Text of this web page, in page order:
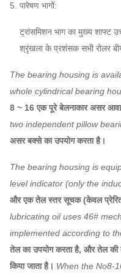
5. पारेषण भागों:
ट्रांसमिशन भाग का मुख्य शाफ्ट
श्रृंखला के प्रशंसक सभी रोलर
The bearing housing is
whole cylindrical bearing
8 ~ 16 एक पूरे बेलनाकार असर
two independent pillow
असर बक्से का उपयोग करता है।
The bearing housing is
level indicator (only the
और एक तेल स्तर सूचक (केवल
lubricating oil uses 46#
implemented according to
तेल का उपयोग करता है, और तेल की
किया जाता है। When the No8-